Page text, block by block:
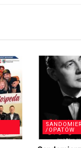
/OPATÓW